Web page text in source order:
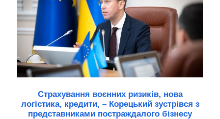
Страхування воєнних ризиків, нова
логістика, кредити, – Корецький зустрівся з
представниками постраждалого бізнесу